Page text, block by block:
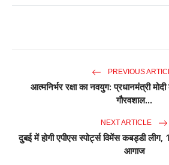
PREVIOUS
आत्मनिर्भर रक्षा का नवयुग: प्रधानमंत्री
गौरवशाल...
NEXT ARTICLE
दुबई में होगी एपीएस स्पोर्ट्स विमेंस कबड्डी लीग,
आगाज